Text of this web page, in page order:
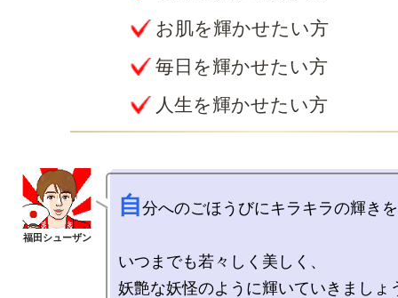
お肌を輝かせたい方
毎日を輝かせたい方
人生を輝かせたい方
自分へのごほうびにキラキラの輝き
いつまでも若々しく美しく、
妖艶な妖怪のように輝いていきましょ